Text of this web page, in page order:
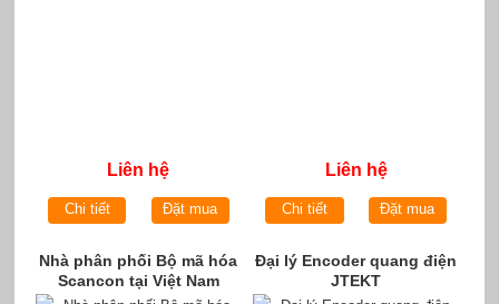
Liên hệ
Chi tiết Đặt mua
Liên hệ
Chi tiết Đặt mua
Nhà phân phối Bộ mã hóa
Scancon tại Việt Nam
Đại lý Encoder quang điện
JTEKT